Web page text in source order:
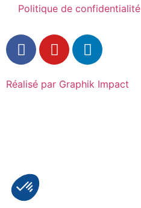
Politique de confidentialité
Réalisé par Graphik Impact